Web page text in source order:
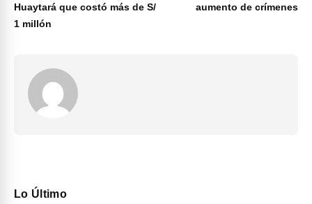
Huaytará que costó más de S/
1 millón
aumento de crímenes
Lo Último